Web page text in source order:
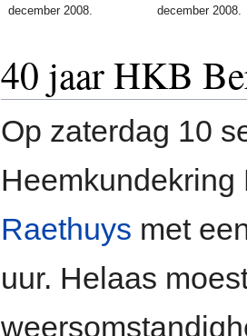
december 2008.
december 2008.
40 jaar HKB
Op zaterdag 10
Raethuys met
uur. Helaas